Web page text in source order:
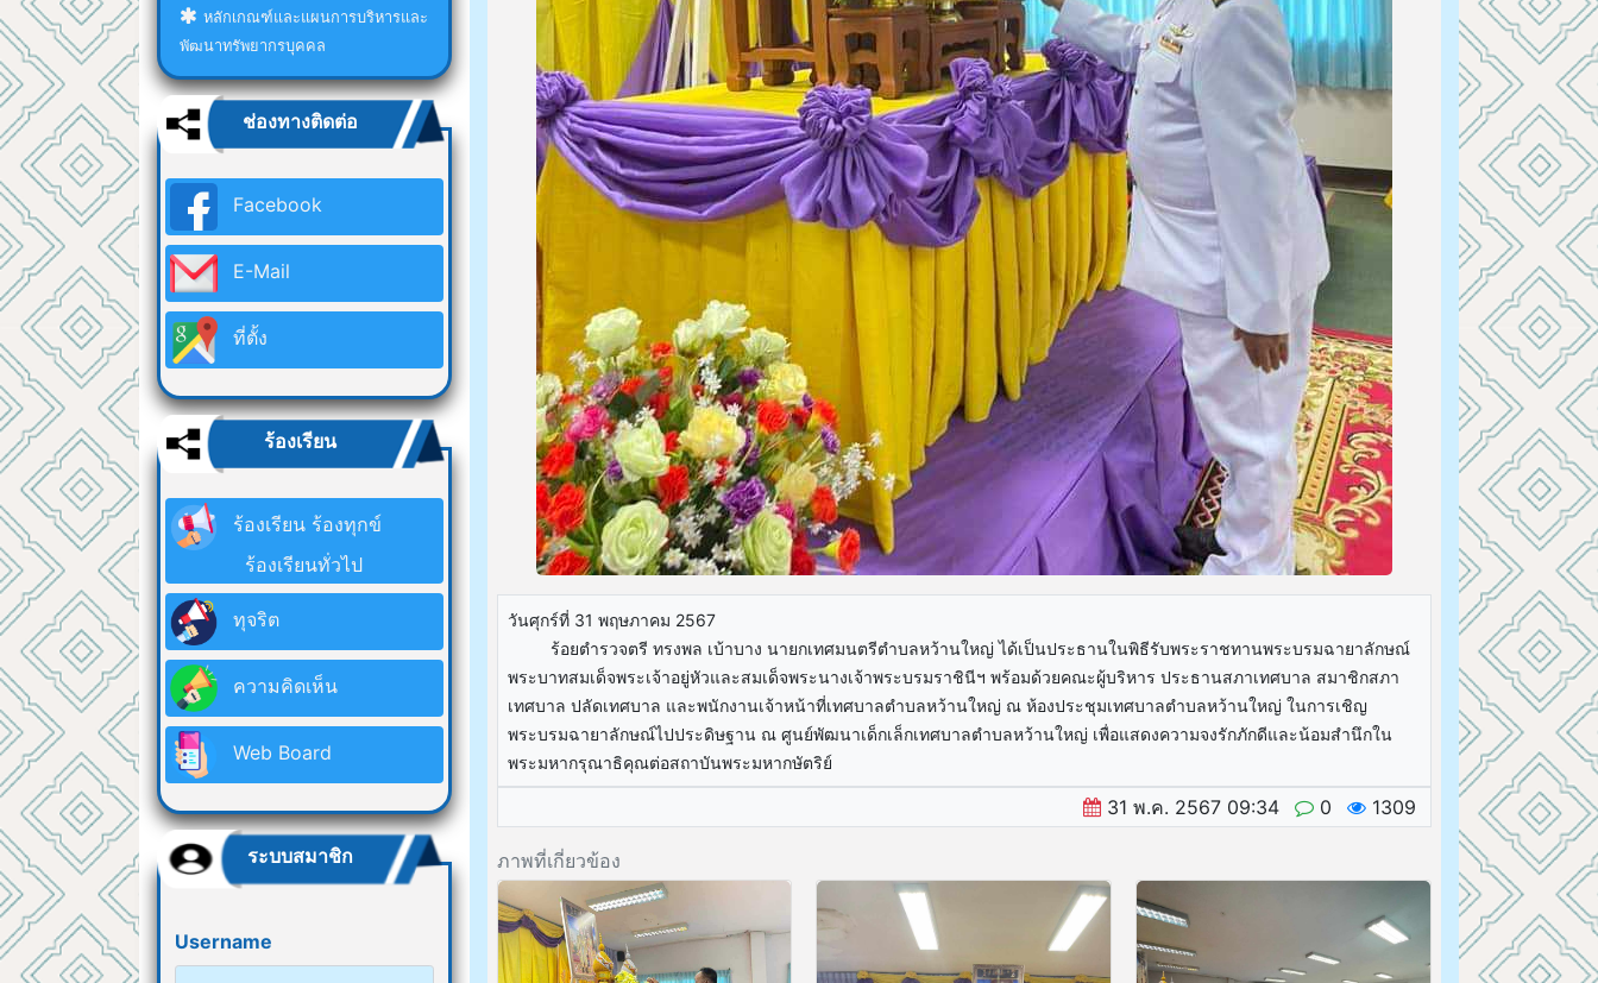
หลักเกณฑ์และแผนการบริหารและ
พัฒนาทรัพยากรบุคคล
ช่องทางติดต่อ
Facebook
E-Mail
ที่ตั้ง
ร้องเรียน
ร้องเรียน ร้องทุกข์
ร้องเรียนทั่วไป
ทุจริต
ความคิดเห็น
Web Board
ระบบสมาชิก
Username
วันศุกร์ที่ 31 พฤษภาคม 2567
ร้อยตำรวจตรี ทรงพล เบ้าบาง นายกเทศมนตรีตำบลหว้านใหญ่ ได้เป็นประธานในพิธีรับพระราชทานพระบรมฉายาลักษณ์
พระบาทสมเด็จพระเจ้าอยู่หัวและสมเด็จพระนางเจ้าพระบรมราชินีฯ พร้อมด้วยคณะผู้บริหาร ประธานสภาเทศบาล สมาชิกสภา
เทศบาล ปลัดเทศบาล และพนักงานเจ้าหน้าที่เทศบาลตำบลหว้านใหญ่ ณ ห้องประชุมเทศบาลตำบลหว้านใหญ่ ในการเชิญ
พระบรมฉายาลักษณ์ไปประดิษฐาน ณ ศูนย์พัฒนาเด็กเล็กเทศบาลตำบลหว้านใหญ่ เพื่อแสดงความจงรักภักดีและน้อมสำนึกใน
พระมหากรุณาธิคุณต่อสถาบันพระมหากษัตริย์
31 พ.ค. 2567 09:34 0 1309
ภาพที่เกี่ยวข้อง